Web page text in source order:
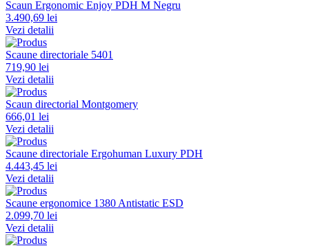
Scaun Ergonomic Enjoy PDH M Negru
3.490,69 lei
Vezi detalii
Scaune directoriale 5401
719,90 lei
Vezi detalii
Scaun directorial Montgomery
666,01 lei
Vezi detalii
Scaune directoriale Ergohuman Luxury PDH
4.443,45 lei
Vezi detalii
Scaune ergonomice 1380 Antistatic ESD
2.099,70 lei
Vezi detalii